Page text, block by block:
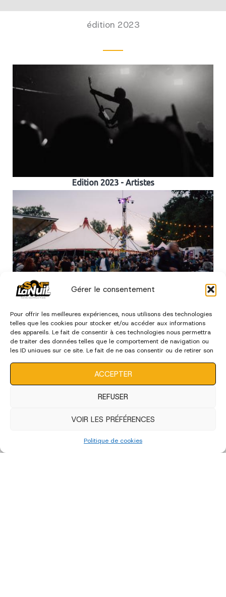
Gérer le consentement
Pour offrir les meilleures expériences, nous utilisons des technologies
telles que les cookies pour stocker et/ou accéder aux informations
des appareils. Le fait de consentir à ces technologies nous permettra
de traiter des données telles que le comportement de navigation ou
les ID uniques sur ce site. Le fait de ne pas consentir ou de retirer son
ACCEPTER
REFUSER
VOIR LES PRÉFÉRENCES
Politique de cookies
édition 2023
Edition 2023 - Artistes
édition 2022